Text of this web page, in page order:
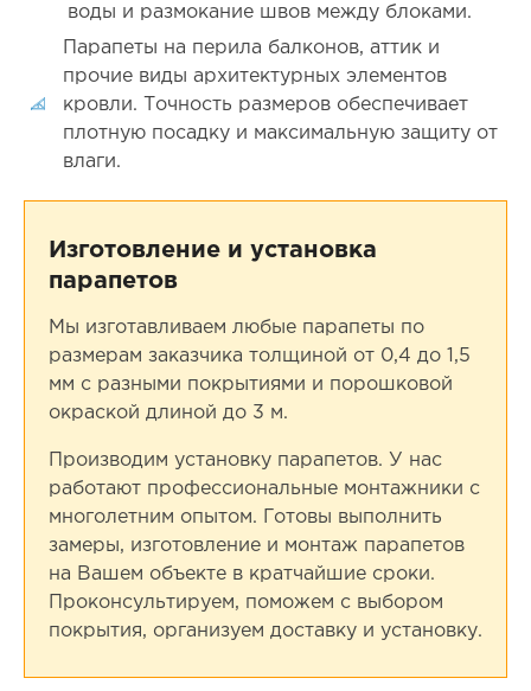
воды и размокание швов между блоками.
Парапеты на перила балконов, аттик и
прочие виды архитектурных элементов
кровли. Точность размеров обеспечивает
плотную посадку и максимальную защиту от
влаги.
Изготовление и установка
парапетов
Мы изготавливаем любые парапеты по
размерам заказчика толщиной от 0,4 до 1,5
мм с разными покрытиями и порошковой
окраской длиной до 3 м.
Производим установку парапетов. У нас
работают профессиональные монтажники с
многолетним опытом. Готовы выполнить
замеры, изготовление и монтаж парапетов
на Вашем объекте в кратчайшие сроки.
Проконсультируем, поможем с выбором
покрытия, организуем доставку и установку.